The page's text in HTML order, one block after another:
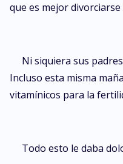
que es mejor
Ni siquiera sus
Incluso esta misma
vitamínicos para la
Todo esto le daba